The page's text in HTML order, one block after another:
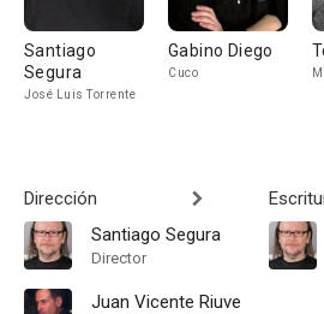
Santiago
Segura
José Luis Torrente
Gabino Diego
Cuco
Dirección
Santiago Segura
Director
Juan Vicente Riuve